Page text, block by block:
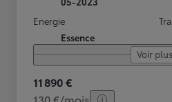
Energie
Essence
Voir plus
11 890 €